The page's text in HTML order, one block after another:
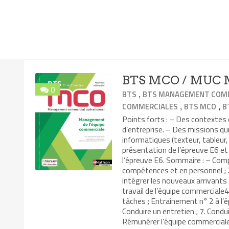
0
BTS MCO / MUC
BTS , BTS MANAGEMENT
COMMERCIALES , BTS MCO ,
Points forts : – Des contextes
d’entreprise. – Des missions
informatiques (texteur,
présentation de l’épreuve E6
l’épreuve E6. Sommaire : –
compétences et en personnel ;
intégrer les nouveaux arrivants
travail de l’équipe
tâches ; Entraînement n° 2 à
Conduire un entretien ; 7.
Rémunérer l’équipe